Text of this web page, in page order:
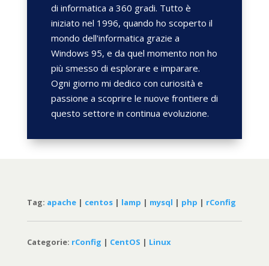
di informatica a 360 gradi. Tutto è
iniziato nel 1996, quando ho scoperto il
mondo dell'informatica grazie a
Windows 95, e da quel momento non ho
più smesso di esplorare e imparare.
Ogni giorno mi dedico con curiosità e
passione a scoprire le nuove frontiere di
questo settore in continua evoluzione.
Tag: apache| centos| lamp | mysql | php | rConfig
Categorie: rConfig | CentOS | Linux